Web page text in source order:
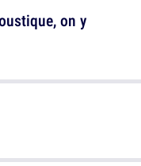
on y